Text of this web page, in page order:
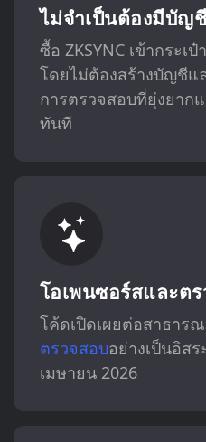
ไม่จำเป็นต้องมีบัญ
ซื้อ ZKSYNC เข้ากระเ
โดยไม่ต้องสร้างบัญชี
การตรวจสอบที่ยุ่งยาก
ทันที
โอเพนซอร์สและต
โค้ดเปิดเผยต่อสาธาร
ตรวจสอบอย่างเป็นอิส
เมษายน 2026